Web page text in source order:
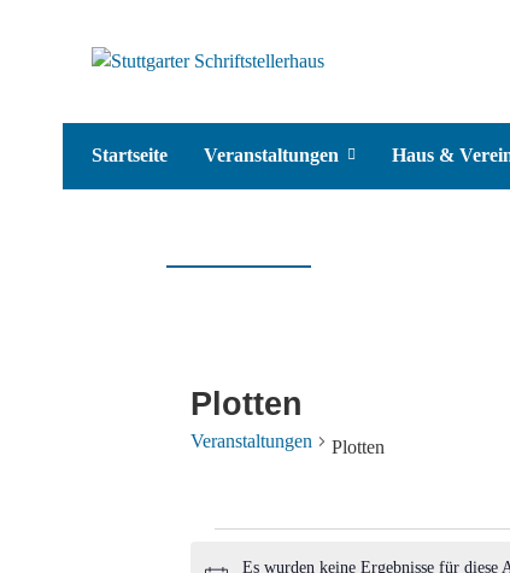
Startseite Veranstaltungen Haus &
Plotten
Veranstaltungen Plotten
Es wurden keine Ergebnisse für diese